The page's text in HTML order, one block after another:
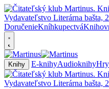
DoručenieKníhkupectvá
Knihy E-knihyAudioknihyHry